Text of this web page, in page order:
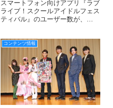
μ’sic Foreverキャンペーン
のお知らせ
スマートフォン向けアプリ『ラブ
ライブ！スクールアイドルフェス
ティバル』のユーザー数が、
国内で1500万人を突破した。こ
れを記念した各種キャンペーンと
ともに、3月31日・4
コンテンツ情報